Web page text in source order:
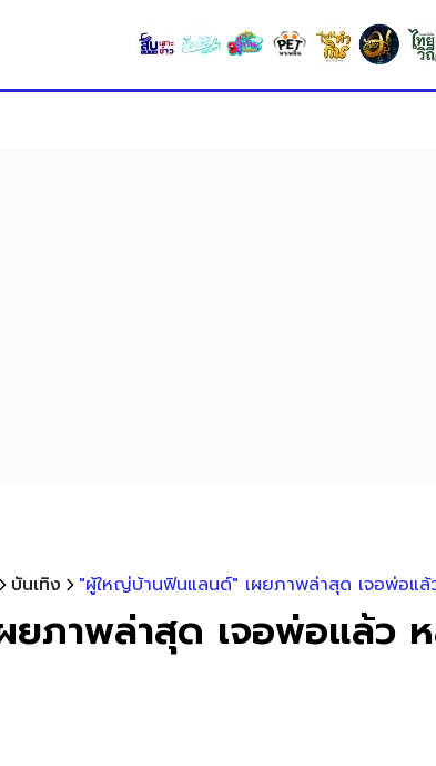
บันเทิง "ผู้ใหญ่บ้านฟินแลนด์" เผยภาพล่าสุด เจอพ่อแ
ภาพล่าสุด เจอพ่อแล้ว